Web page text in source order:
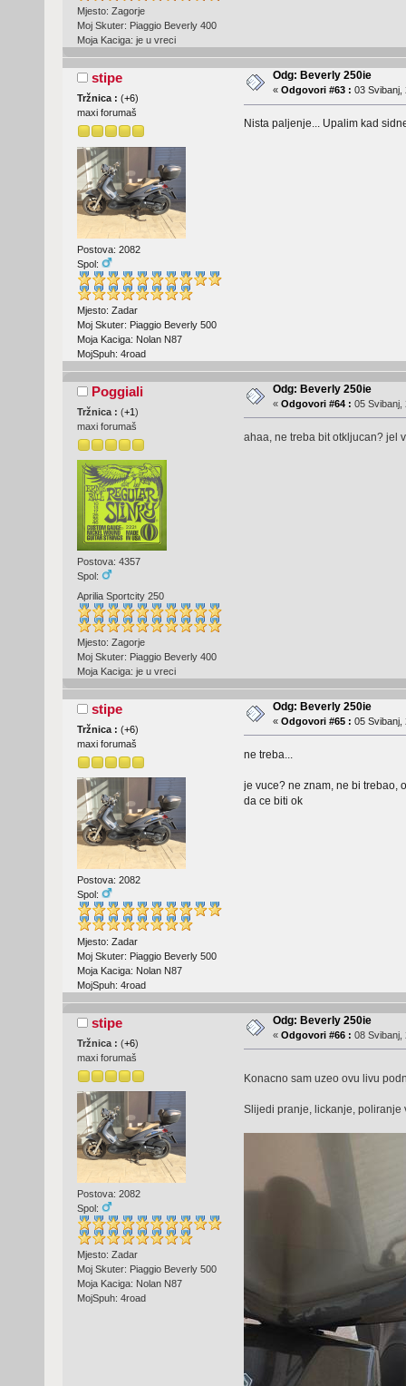
Mjesto: Zagorje
Moj Skuter: Piaggio Beverly 400
Moja Kaciga: je u vreci
stipe
Tržnica : (+6)
maxi forumaš
Postova: 2082
Spol:
Mjesto: Zadar
Moj Skuter: Piaggio Beverly 500
Moja Kaciga: Nolan N87
MojSpuh: 4road
Odg: Beverly 250ie
« Odgovori #63 : 03 Svibanj,
Nista paljenje... Upalim kad
Poggiali
Tržnica : (+1)
maxi forumaš
Postova: 4357
Spol:
Aprilia Sportcity 250
Mjesto: Zagorje
Moj Skuter: Piaggio Beverly 400
Moja Kaciga: je u vreci
Odg: Beverly 250ie
« Odgovori #64 : 05 Svibanj,
ahaa, ne treba bit otkljucan? jel
stipe
Tržnica : (+6)
maxi forumaš
Postova: 2082
Spol:
Mjesto: Zadar
Moj Skuter: Piaggio Beverly 500
Moja Kaciga: Nolan N87
MojSpuh: 4road
Odg: Beverly 250ie
« Odgovori #65 : 05 Svibanj,
ne treba...
je vuce? ne znam, ne bi trebao,
da ce biti ok
stipe
Tržnica : (+6)
maxi forumaš
Postova: 2082
Spol:
Mjesto: Zadar
Moj Skuter: Piaggio Beverly 500
Moja Kaciga: Nolan N87
MojSpuh: 4road
Odg: Beverly 250ie
« Odgovori #66 : 08 Svibanj,
Konacno sam uzeo ovu livu
Slijedi pranje, lickanje, poliranje